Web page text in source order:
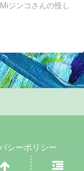
Miジンコさんの怪し
シーポリシー
.